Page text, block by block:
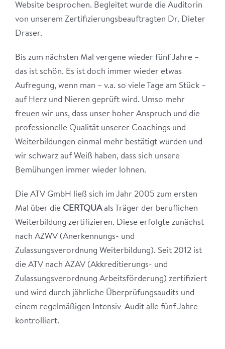
Website besprochen. Begleitet wurde die Auditorin
von unserem Zertifizierungsbeauftragten Dr. Dieter
Draser.
Bis zum nächsten Mal vergene wieder fünf Jahre –
das ist schön. Es ist doch immer wieder etwas
Aufregung, wenn man – v.a. so viele Tage am Stück –
auf Herz und Nieren geprüft wird. Umso mehr
freuen wir uns, dass unser hoher Anspruch und die
professionelle Qualität unserer Coachings und
Weiterbildungen einmal mehr bestätigt wurden und
wir schwarz auf Weiß haben, dass sich unsere
Bemühungen immer wieder lohnen.
Die ATV GmbH ließ sich im Jahr 2005 zum ersten
Mal über die CERTQUAals Träger der beruflichen
Weiterbildung zertifizieren. Diese erfolgte zunächst
nach AZWV (Anerkennungs- und
Zulassungsverordnung Weiterbildung). Seit 2012 ist
die ATV nach AZAV (Akkreditierungs- und
Zulassungsverordnung Arbeitsförderung) zertifiziert
und wird durch jährliche Überprüfungsaudits und
einem regelmäßigen Intensiv-Audit alle fünf Jahre
kontrolliert.